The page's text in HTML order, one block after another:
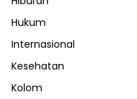
Hukum
Internasional
Kesehatan
Kolom